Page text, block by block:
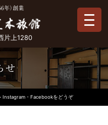
年）創業
片上1280
せ
Instagram・Facebookをどうぞ